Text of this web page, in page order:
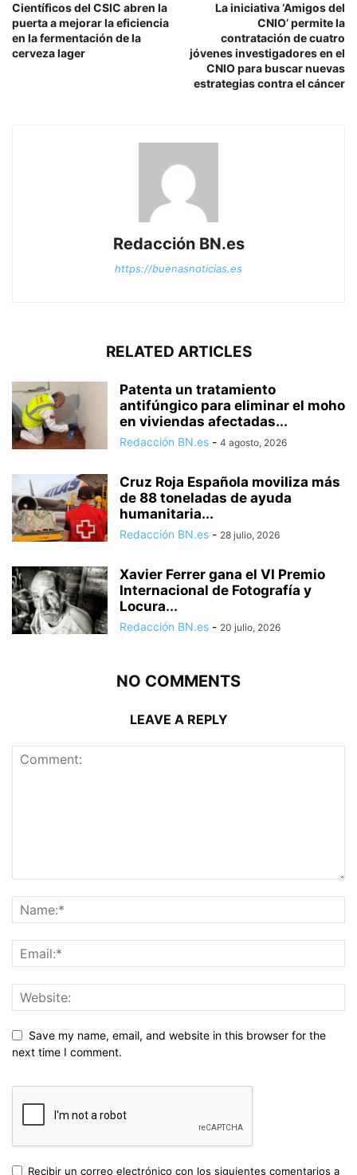
Científicos del CSIC abren la
puerta a mejorar la eficiencia
en la fermentación de la
cerveza lager
La iniciativa ‘Amigos del
CNIO’ permite la
contratación de cuatro
jóvenes investigadores en el
CNIO para buscar nuevas
estrategias contra el cáncer
Redacción BN.es
https://buenasnoticias.es
RELATED ARTICLES
Patenta un tratamiento
antifúngico para eliminar el moho
en viviendas afectadas...
Redacción BN.es - 4 agosto, 2026
Cruz Roja Española moviliza más
de 88 toneladas de ayuda
humanitaria...
Redacción BN.es - 28 julio, 2026
Xavier Ferrer gana el VI Premio
Internacional de Fotografía y
Locura...
Redacción BN.es - 20 julio, 2026
NO COMMENTS
LEAVE A REPLY
Save my name, email, and website in this browser for the
next time I comment.
Recibir un correo electrónico con los siguientes comentarios a